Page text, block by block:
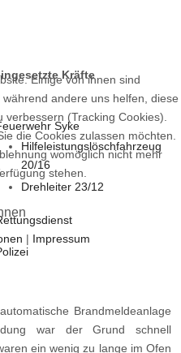
Kräfte
Syke
Hilfeleistungslöschfahrzeug
20/16
Drehleiter 23/12
Brandmeldeanlage
war der Grund schnell
ein wenig zu lange im Ofen
Einige von ihnen sind
andere uns helfen, diese
(Tracking Cookies).
die Cookies zulassen möchten.
womöglich nicht mehr
stehen.
| Impressum